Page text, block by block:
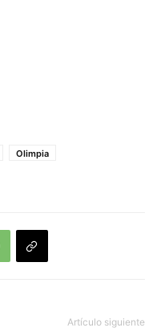
Olimpia
Artículo siguiente